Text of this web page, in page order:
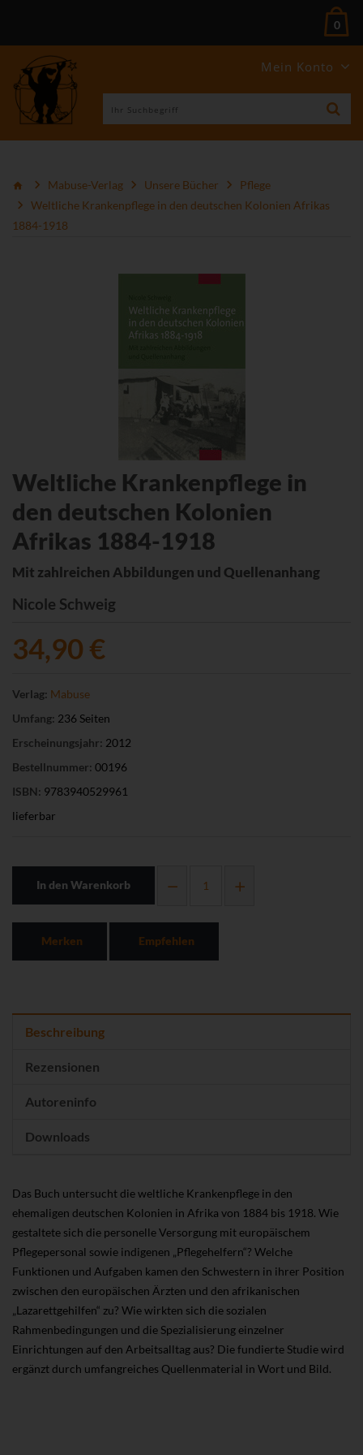
Mein Konto
0
Mabuse-Verlag Unsere Bücher
Pflege
Weltliche Krankenpflege in den deutschen Kolonien Afrikas
1884-1918
Weltliche Krankenpflege in
den deutschen Kolonien
Afrikas 1884-1918
Mit zahlreichen Abbildungen und Quellenanhang
Nicole Schweig
34,90 €
Verlag: Mabuse
Umfang: 236 Seiten
Erscheinungsjahr: 2012
Bestellnummer: 00196
ISBN: 9783940529961
lieferbar
In den Warenkorb
Merken Empfehlen
Beschreibung
Rezensionen
Autoreninfo
Downloads
Das Buch untersucht die weltliche Krankenpflege in den
ehemaligen deutschen Kolonien in Afrika von 1884 bis 1918. Wie
gestaltete sich die personelle Versorgung mit europäischem
Pflegepersonal sowie indigenen „Pflegehelfern“? Welche
Funktionen und Aufgaben kamen den Schwestern in ihrer Position
zwischen den europäischen Ärzten und den afrikanischen
„Lazarettgehilfen“ zu? Wie wirkten sich die sozialen
Rahmenbedingungen und die Spezialisierung einzelner
Einrichtungen auf den Arbeitsalltag aus? Die fundierte Studie wird
ergänzt durch umfangreiches Quellenmaterial in Wort und Bild.